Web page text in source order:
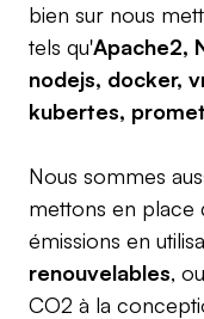
bien sur nous
tels qu'Apache2,
nodejs, docker,
kubertes,
Nous sommes
mettons en
émissions en
renouvelables,
CO2 à la